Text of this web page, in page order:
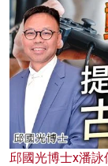
邱國光博士x潘